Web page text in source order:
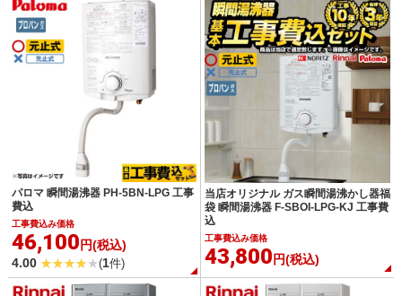
パロマ 瞬間湯沸器 PH-5BN-LPG 工事
費込
工事費込み価格
46,100 円(税込)
4.00
(1件)
当店オリジナル ガス瞬間湯沸かし器福
袋 瞬間湯沸器 F-SBOI-LPG-KJ 工事費
込
工事費込み価格
43,800 円(税込)